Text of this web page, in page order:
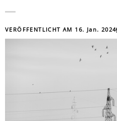
VERÖFFENTLICHT AM 16. Jan. 2024